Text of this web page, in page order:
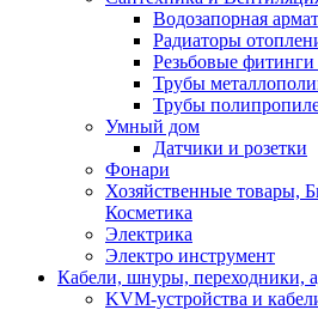
Водозапорная
Радиаторы
Резьбовые
Трубы
Трубы
Умный дом
Датчики и розетки
Фонари
Хозяйственные товары,
Косметика
Электрика
Электро инструмент
Кабели, шнуры, переходники,
KVM-устройства и